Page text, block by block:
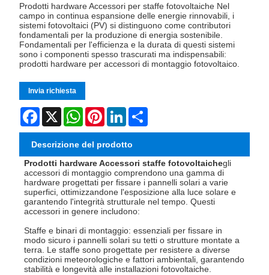
Prodotti hardware Accessori per staffe fotovoltaiche Nel
campo in continua espansione delle energie rinnovabili, i
sistemi fotovoltaici (PV) si distinguono come contributori
fondamentali per la produzione di energia sostenibile.
Fondamentali per l'efficienza e la durata di questi sistemi
sono i componenti spesso trascurati ma indispensabili:
prodotti hardware per accessori di montaggio fotovoltaico.
Invia richiesta
Facebook
X WhatsAppPinterestLinkedIn
Descrizione del prodotto
Prodotti hardware Accessori staffe fotovoltaichegli
accessori di montaggio comprendono una gamma di
hardware progettati per fissare i pannelli solari a varie
superfici, ottimizzandone l'esposizione alla luce solare e
garantendo l'integrità strutturale nel tempo. Questi
accessori in genere includono:
Staffe e binari di montaggio: essenziali per fissare in
modo sicuro i pannelli solari su tetti o strutture montate a
terra. Le staffe sono progettate per resistere a diverse
condizioni meteorologiche e fattori ambientali, garantendo
stabilità e longevità alle installazioni fotovoltaiche.